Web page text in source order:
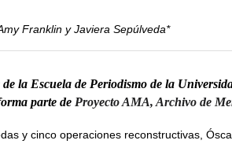
Franklin y Javiera Sepúlveda*
la Escuela de Periodismo de la
parte de Proyecto AMA, Archivo de
y cinco operaciones reconstructivas,